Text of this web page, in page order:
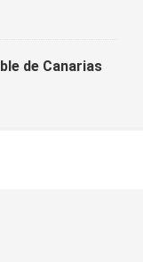
de Canarias